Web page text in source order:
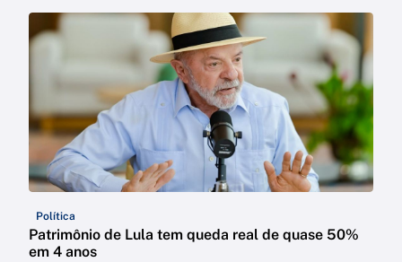
Política
Patrimônio de Lula tem queda real de quase 50%
em 4 anos